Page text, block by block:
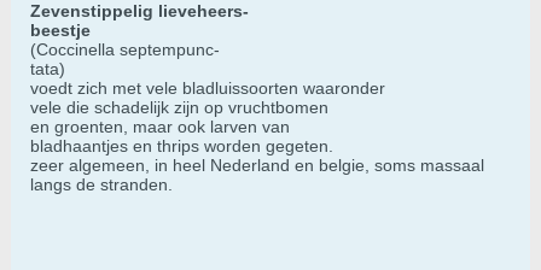
Zevenstippelig lieveheers-
beestje
(Coccinella septempunc-
tata)
voedt zich met vele bladluissoorten waaronder
vele die schadelijk zijn op vruchtbomen
en groenten, maar ook larven van
bladhaantjes en thrips worden gegeten.
zeer algemeen, in heel Nederland en belgie, soms massaal
langs de stranden.